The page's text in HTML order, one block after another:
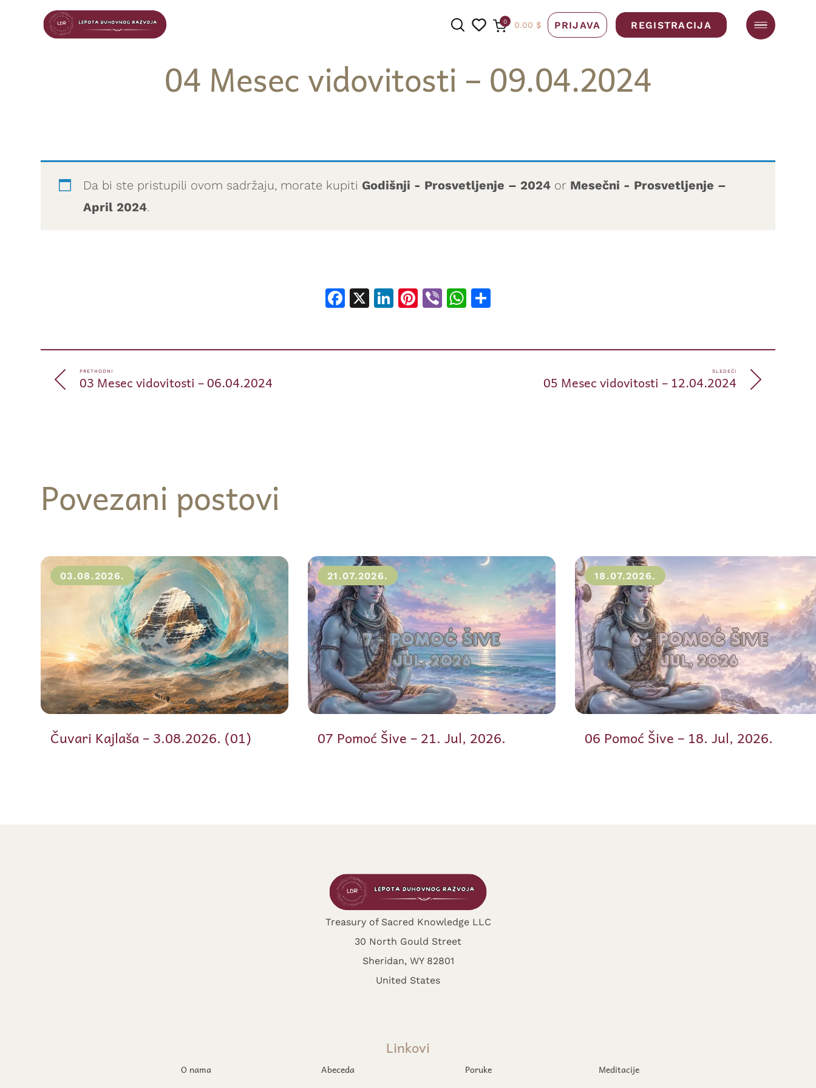
0 0.00 $ PRIJAVA REGISTRACIJA
04 Mesec vidovitosti – 09.04.2024
Da bi ste pristupili ovom sadržaju, morate kupiti Godišnji - Prosvetljenje – 2024 or Mesečni - Prosvetljenje –
April 2024.
Facebook
X LinkedIn
Pinterest
ViberWhatsApp
PRETHODNI
03 Mesec vidovitosti – 06.04.2024
SLEDEĆI
05 Mesec vidovitosti – 12.04.2024
Povezani postovi
03.08.2026.
Čuvari Kajlaša – 3.08.2026. (01)
21.07.2026.
07 Pomoć Šive – 21. Jul, 2026.
18.07.2026.
06 Pomoć Šive – 18. Jul, 2026.
Treasury of Sacred Knowledge LLC
30 North Gould Street
Sheridan, WY 82801
United States
Linkovi
O nama Abeceda Poruke Meditacije